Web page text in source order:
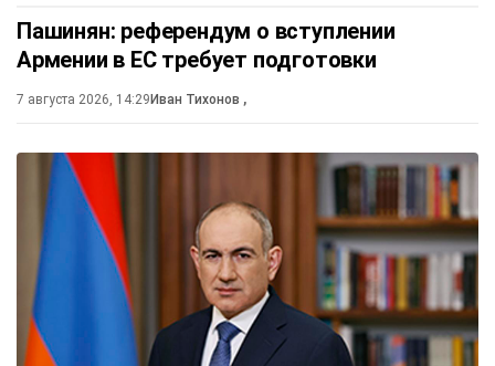
Пашинян: референдум о вступлении
Армении в ЕС требует подготовки
7 августа 2026, 14:29Иван Тихонов ,